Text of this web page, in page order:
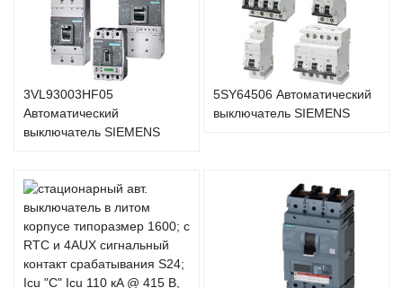
3VL93003HF05
Автоматический
выключатель SIEMENS
5SY64506 Автоматический
выключатель SIEMENS